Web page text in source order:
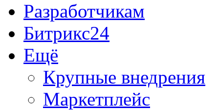
Разработчикам
Битрикс24
Ещё
Крупные внедрения
Маркетплейс